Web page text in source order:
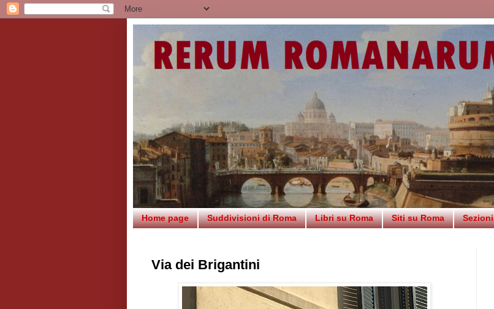
Home page Suddivisioni di Roma Libri su Roma Siti su Roma Sezioni
Via dei Brigantini